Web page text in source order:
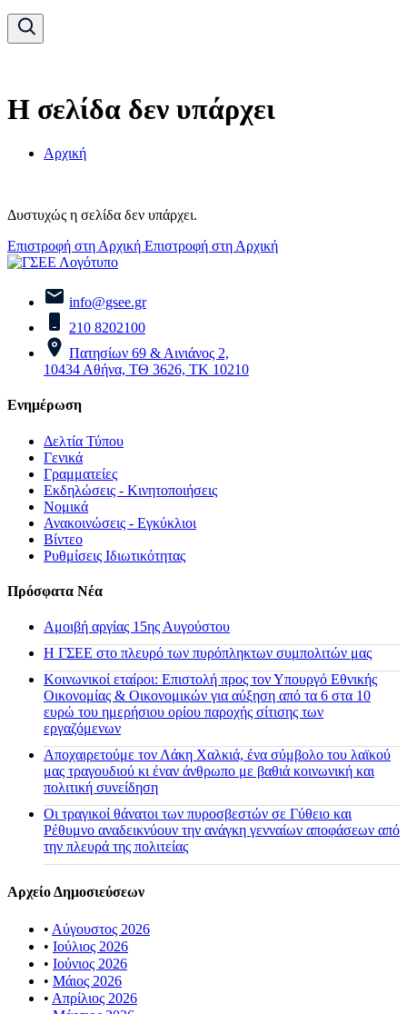
Η σελίδα δεν υπάρχει
Αρχική
Δυστυχώς η σελίδα δεν υπάρχει.
Επιστροφή στη Αρχική Επιστροφή στη Αρχική
info@gsee.gr
210 8202100
Πατησίων 69 & Αινιάνος 2,
10434 Αθήνα, ΤΘ 3626, ΤΚ 10210
Ενημέρωση
Δελτία Τύπου
Γενικά
Γραμματείες
Εκδηλώσεις - Κινητοποιήσεις
Νομικά
Ανακοινώσεις - Εγκύκλιοι
Βίντεο
Ρυθμίσεις Ιδιωτικότητας
Πρόσφατα Νέα
Αμοιβή αργίας 15ης Αυγούστου
H ΓΣΕΕ στο πλευρό των πυρόπληκτων συμπολιτών μας
Κοινωνικοί εταίροι: Επιστολή προς τον Υπουργό Εθνικής
Οικονομίας & Οικονομικών για αύξηση από τα 6 στα 10
ευρώ του ημερήσιου ορίου παροχής σίτισης των
εργαζόμενων
Αποχαιρετούμε τον Λάκη Χαλκιά, ένα σύμβολο του λαϊκού
μας τραγουδιού κι έναν άνθρωπο με βαθιά κοινωνική και
πολιτική συνείδηση
Οι τραγικοί θάνατοι των πυροσβεστών σε Γύθειο και
Ρέθυμνο αναδεικνύουν την ανάγκη γενναίων αποφάσεων από
την πλευρά της πολιτείας
Αρχείο Δημοσιεύσεων
• Αύγουστος 2026
• Ιούλιος 2026
• Ιούνιος 2026
• Μάιος 2026
• Απρίλιος 2026